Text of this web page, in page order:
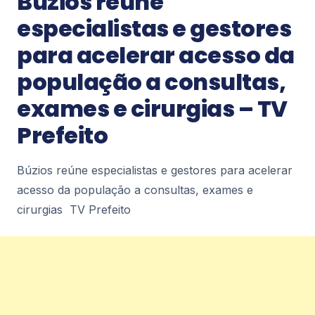
1
Notícias
Inverno inspira Ritual do Chá, atração
do Coa&Co Café, em Copacabana –
VEJA RIO
Inverno inspira Ritual do Chá, atração do Coa&Co
Café, em Copacabana VEJA RIO
Notícias
terço de casos de exercício ilegal da
especialistas e gestores
para acelerar acesso da
população a consultas,
exames e cirurgias – TV
Prefeito
Búzios reúne especialistas e gestores para acelerar
acesso da população a consultas, exames e
cirurgias TV Prefeito